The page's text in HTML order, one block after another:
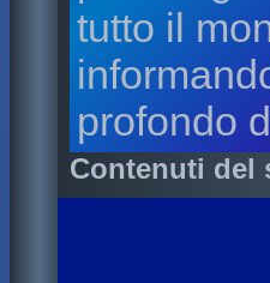
tutto il
profondo
Contenuti del